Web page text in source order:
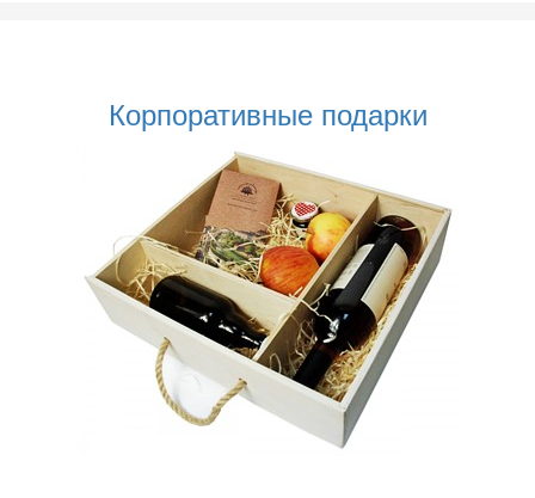
Корпоративные подарки